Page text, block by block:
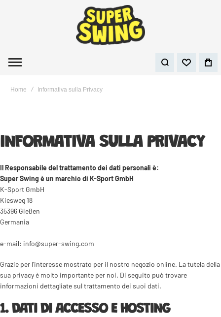
Home Informativa sulla Privacy
INFORMATIVA SULLA PRIVACY
Il Responsabile del trattamento dei dati personali è:
Super Swing è un marchio di K-Sport GmbH
K-Sport GmbH
Kiesweg 18
35396 Gießen
Germania
e-mail: info@super-swing.com
Grazie per l'interesse mostrato per il nostro negozio online. La tutela della
sua privacy è molto importante per noi. Di seguito può trovare
informazioni dettagliate sul trattamento dei suoi dati.
1. DATI DI ACCESSO E HOSTING